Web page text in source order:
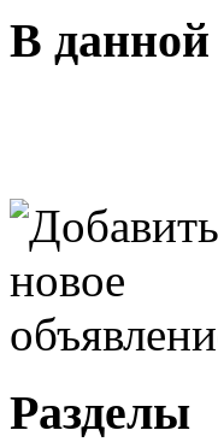
В данной
Разделы